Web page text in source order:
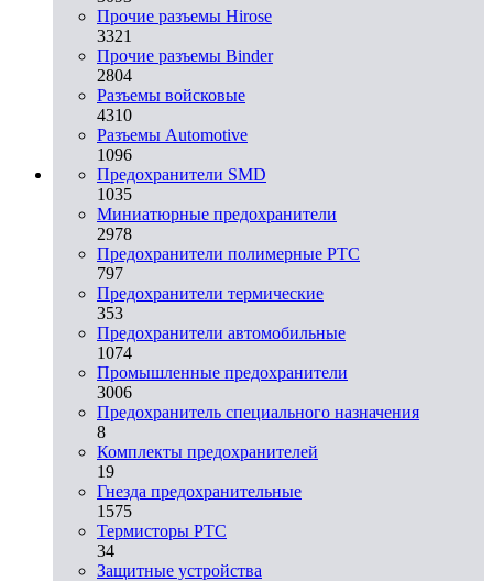
Прочие разъемы Hirose
3321
Прочие разъемы Binder
2804
Разъемы войсковые
4310
Разъeмы Automotive
1096
Предохранители SMD
1035
Миниатюрные предохранители
2978
Предохранители полимерные PTC
797
Предохранители термические
353
Предохранители автомобильные
1074
Промышленные предохранители
3006
Предохранитель специального назначения
8
Комплекты предохранителей
19
Гнезда предохранительные
1575
Термисторы PTC
34
Защитные устройства